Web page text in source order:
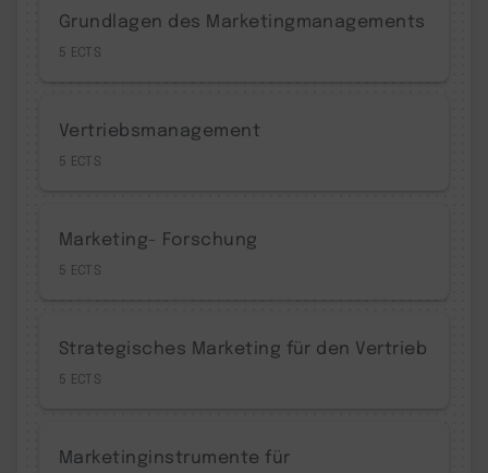
Grundlagen des Marketingmanagements
5
Vertriebsmanagement
5
Marketing- Forschung
5
Strategisches Marketing für den Vertrieb
5
Marketinginstrumente für